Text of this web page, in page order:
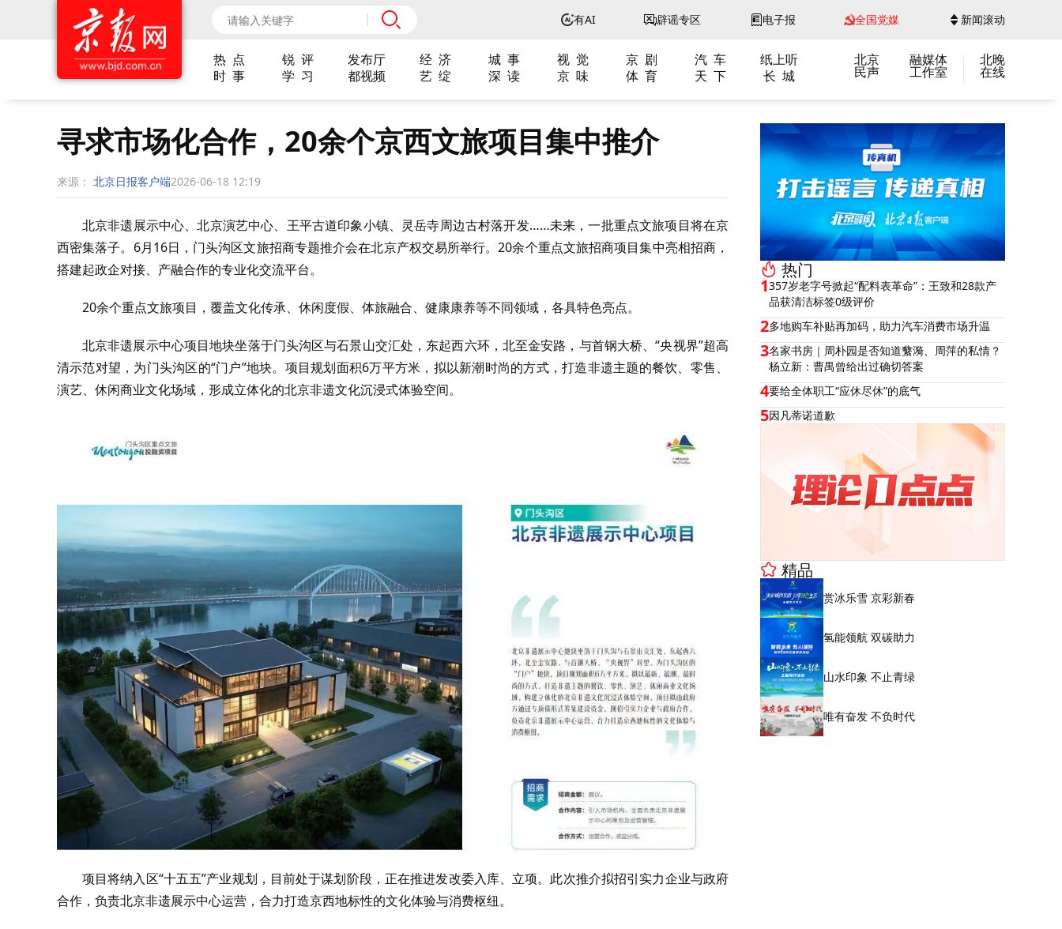
有AI 辟谣专区 电子报 全国党媒 新闻滚动
热 点 锐 评 发布厅 经 济 城 事 视 觉 京 剧 汽 车
纸上听
时 事
学 习 都视频 艺 绽 深 读 京 味 体 育 天 下 长 城
北京
民声
融媒体
工作室
北晚
在线
寻求市场化合作，20余个京西文旅项目集中推介
来源： 北京日报客户端2026-06-18 12:19
北京非遗展示中心、北京演艺中心、王平古道印象小镇、灵岳寺周边古村落开发……未来，一批重点文旅项目将在京
西密集落子。6月16日，门头沟区文旅招商专题推介会在北京产权交易所举行。20余个重点文旅招商项目集中亮相招商，
搭建起政企对接、产融合作的专业化交流平台。
20余个重点文旅项目，覆盖文化传承、休闲度假、体旅融合、健康康养等不同领域，各具特色亮点。
北京非遗展示中心项目地块坐落于门头沟区与石景山交汇处，东起西六环，北至金安路，与首钢大桥、“央视界”超高
清示范对望，为门头沟区的“门户”地块。项目规划面积6万平方米，拟以新潮时尚的方式，打造非遗主题的餐饮、零售、
演艺、休闲商业文化场域，形成立体化的北京非遗文化沉浸式体验空间。
项目将纳入区“十五五”产业规划，目前处于谋划阶段，正在推进发改委入库、立项。此次推介拟招引实力企业与政府
合作，负责北京非遗展示中心运营，合力打造京西地标性的文化体验与消费枢纽。
热门
1357岁老字号掀起“配料表革命”：王致和28款产
品获清洁标签0级评价
2多地购车补贴再加码，助力汽车消费市场升温
3名家书房｜周朴园是否知道蘩漪、周萍的私情？
杨立新：曹禺曾给出过确切答案
4要给全体职工“应休尽休”的底气
5因凡蒂诺道歉
精品
赏冰乐雪 京彩新春
氢能领航 双碳助力
山水印象 不止青绿
唯有奋发 不负时代